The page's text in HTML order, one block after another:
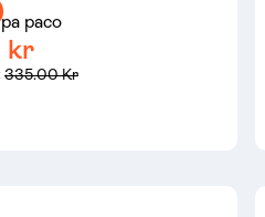
paco
kr
335.00 Kr